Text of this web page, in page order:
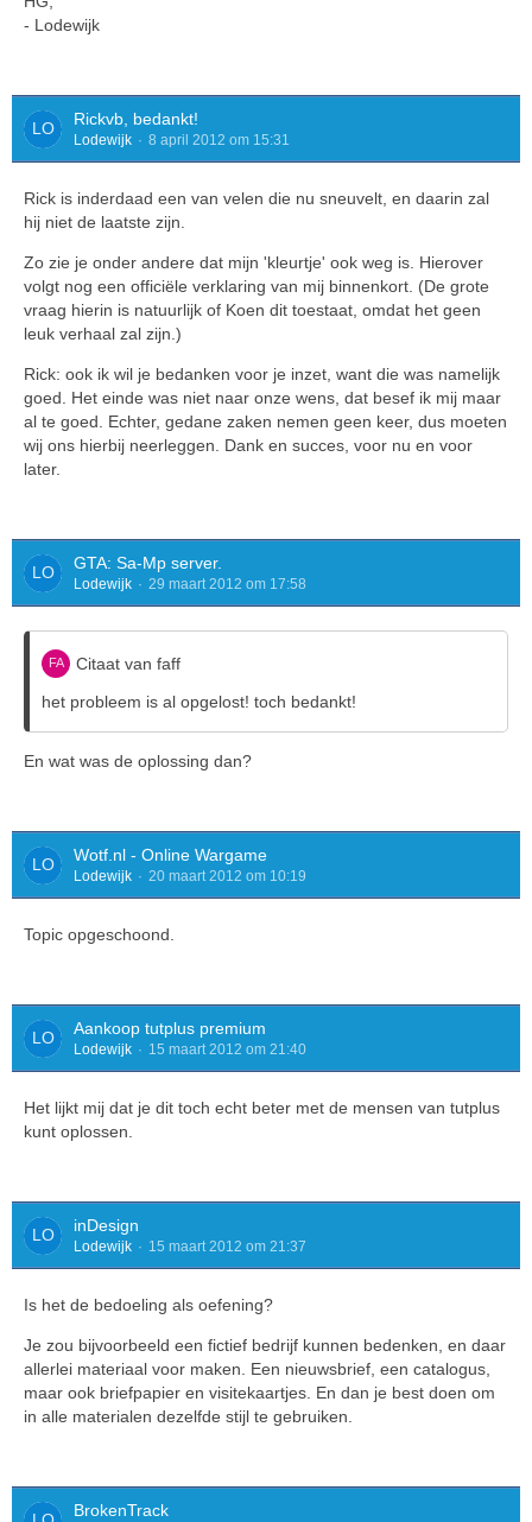
- Lodewijk
Rickvb, bedankt!
Lodewijk 8 april 2012 om 15:31
Rick is inderdaad een van velen die nu sneuvelt, en daarin zal
hij niet de laatste zijn.
Zo zie je onder andere dat mijn 'kleurtje' ook weg is. Hierover
volgt nog een officiële verklaring van mij binnenkort. (De grote
vraag hierin is natuurlijk of Koen dit toestaat, omdat het geen
leuk verhaal zal zijn.)
Rick: ook ik wil je bedanken voor je inzet, want die was namelijk
goed. Het einde was niet naar onze wens, dat besef ik mij maar
al te goed. Echter, gedane zaken nemen geen keer, dus moeten
wij ons hierbij neerleggen. Dank en succes, voor nu en voor
later.
GTA: Sa-Mp server.
Lodewijk 29 maart 2012 om 17:58
Citaat van faff
het probleem is al opgelost! toch bedankt!
En wat was de oplossing dan?
Wotf.nl - Online Wargame
Lodewijk 20 maart 2012 om 10:19
Topic opgeschoond.
Aankoop tutplus premium
Lodewijk 15 maart 2012 om 21:40
Het lijkt mij dat je dit toch echt beter met de mensen van tutplus
kunt oplossen.
inDesign
Lodewijk 15 maart 2012 om 21:37
Is het de bedoeling als oefening?
Je zou bijvoorbeeld een fictief bedrijf kunnen bedenken, en daar
allerlei materiaal voor maken. Een nieuwsbrief, een catalogus,
maar ook briefpapier en visitekaartjes. En dan je best doen om
in alle materialen dezelfde stijl te gebruiken.
BrokenTrack